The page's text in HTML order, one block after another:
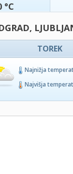
°C
TOREK
Najnižja
Najvišja